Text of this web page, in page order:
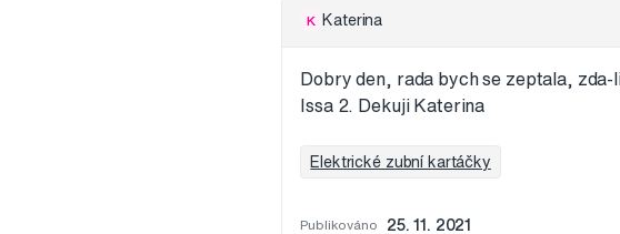
K Katerina
Dobry den, rada bych se zeptala,
Issa 2. Dekuji Katerina
Elektrické zubní kartáčky
Publikováno 25. 11. 2021